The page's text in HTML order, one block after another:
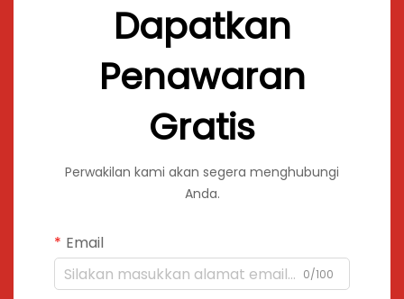
Dapatkan
Penawaran
Gratis
Perwakilan kami akan segera menghubungi
Anda.
Email
0/100